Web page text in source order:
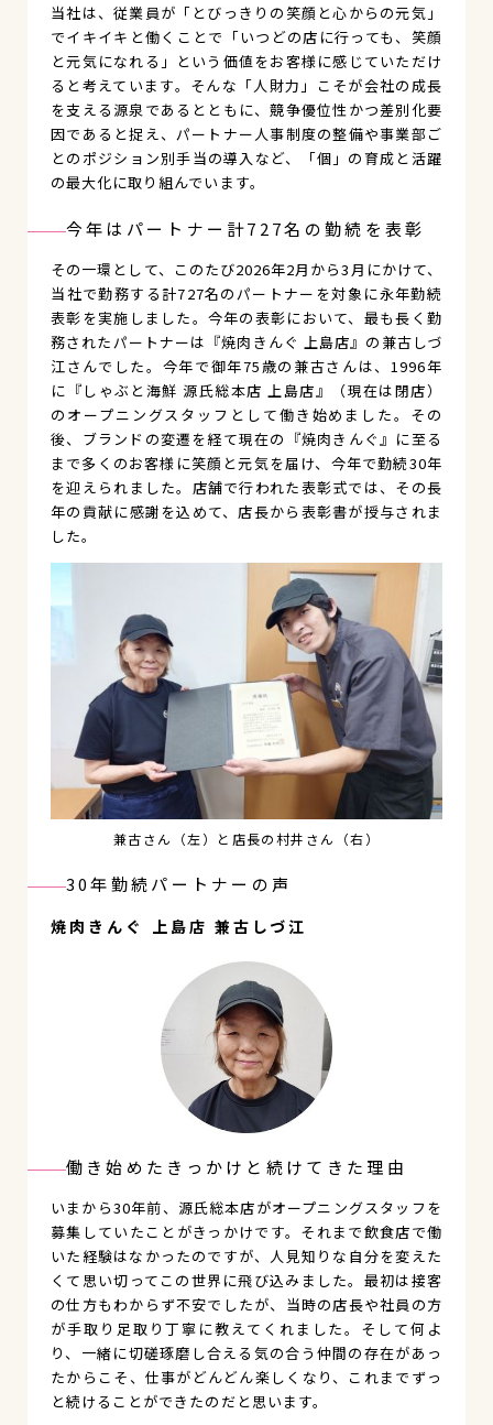
当社は、従業員が「とびっきりの笑顔と心からの元気」
でイキイキと働くことで「いつどの店に行っても、笑顔
と元気になれる」という価値をお客様に感じていただけ
ると考えています。そんな「人財力」こそが会社の成長
を支える源泉であるとともに、競争優位性かつ差別化要
因であると捉え、パートナー人事制度の整備や事業部ご
とのポジション別手当の導入など、「個」の育成と活躍
の最大化に取り組んでいます。
今年はパートナー計727名の勤続を表彰
その一環として、このたび2026年2月から3月にかけて、
当社で勤務する計727名のパートナーを対象に永年勤続
表彰を実施しました。今年の表彰において、最も長く勤
務されたパートナーは『焼肉きんぐ 上島店』の兼古しづ
江さんでした。今年で御年75歳の兼古さんは、1996年
に『しゃぶと海鮮 源氏総本店 上島店』（現在は閉店）
のオープニングスタッフとして働き始めました。その
後、ブランドの変遷を経て現在の『焼肉きんぐ』に至る
まで多くのお客様に笑顔と元気を届け、今年で勤続30年
を迎えられました。店舗で行われた表彰式では、その長
年の貢献に感謝を込めて、店長から表彰書が授与されま
した。
兼古さん（左）と店長の村井さん（右）
30年勤続パートナーの声
焼肉きんぐ 上島店 兼古しづ江
働き始めたきっかけと続けてきた理由
いまから30年前、源氏総本店がオープニングスタッフを
募集していたことがきっかけです。それまで飲食店で働
いた経験はなかったのですが、人見知りな自分を変えた
くて思い切ってこの世界に飛び込みました。最初は接客
の仕方もわからず不安でしたが、当時の店長や社員の方
が手取り足取り丁寧に教えてくれました。そして何よ
り、一緒に切磋琢磨し合える気の合う仲間の存在があっ
たからこそ、仕事がどんどん楽しくなり、これまでずっ
と続けることができたのだと思います。